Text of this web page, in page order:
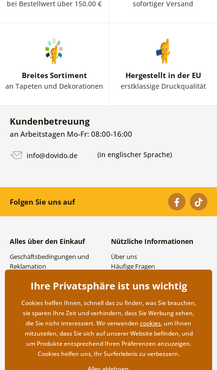
bei Bestellwert über 150.00 € sofortiger Versand
Breites Sortiment
an Tapeten und Dekorationen
Hergestellt in der EU
erstklassige Druckqualität
Kundenbetreuung
an Arbeitstagen Mo-Fr: 08:00-16:00
info@dovido.de (in englischer Sprache)
Folgen Sie uns auf
Alles über den Einkauf
Geschäftsbedingungen und
Reklamation
Versand- und
Rücksendung der Ware
Nützliche Informationen
Über uns
Häufige Fragen
Großhandel und
Ihre Privatsphäre ist uns wichtig
Cookies helfen Ihnen, schnell das zu finden, was Sie brauchen,
sie sparen Ihre Zeit und verhindern, dass Sie Werbung sehen,
die Sie nicht interessiert. Wir verwenden cookies, um Ihnen
mitzuteilen, dass Sie sich auf unserer Website befinden, und
um Produkte entsprechend Ihren Präferenzen anzuzeigen.
Cookies helfen uns, Ihr Surferlebnis zu verbessern.